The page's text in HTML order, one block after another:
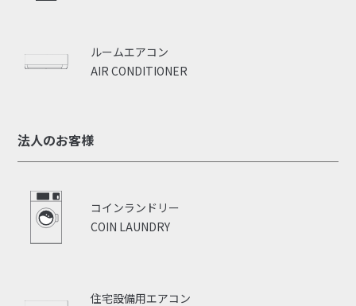
AIR CONDITIONER
ルームエアコン
法人のお客様
COIN LAUNDRY
コインランドリー
住宅設備用エアコン